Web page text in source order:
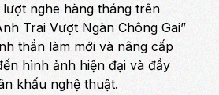
lượt nghe hàng tháng trên
Trai Vượt Ngàn Chông Gai”
thần làm mới và nâng cấp
hình ảnh hiện đại và đầy
khấu nghệ thuật.